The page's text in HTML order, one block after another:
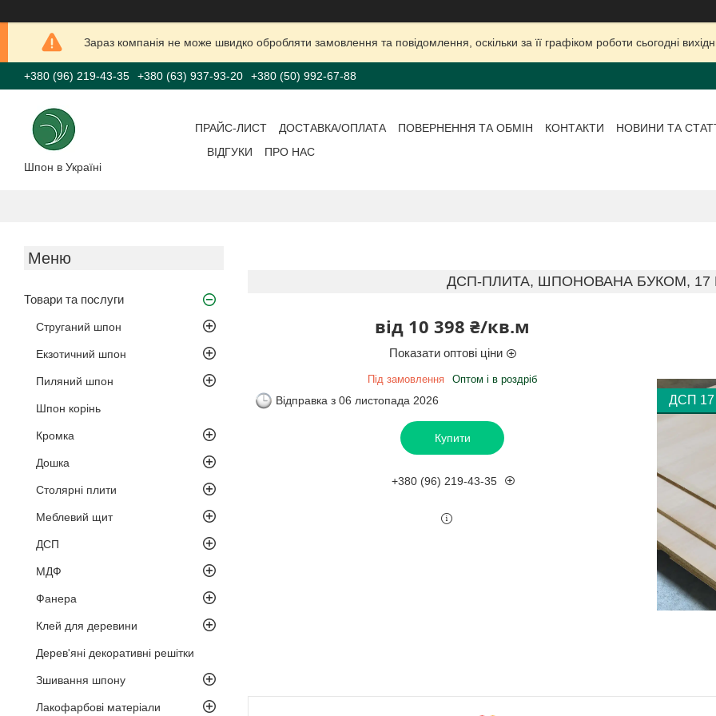
Зараз компанія не може швидко обробляти замовлення та повідомлення, оскільки за її графіком роботи сьогодні
+380 (96) 219-43-35 +380 (63) 937-93-20 +380 (50) 992-67-88
Шпон в Україні
ПРАЙС-ЛИСТ ДОСТАВКА/ОПЛАТА ПОВЕРНЕННЯ ТА ОБМІН КОНТАКТИ
НОВИНИ ТА
ВІДГУКИ
ПРО НАС
Товари та послуги
Струганий шпон
Екзотичний шпон
Пиляний шпон
Шпон корінь
Кромка
Дошка
Столярні плити
Меблевий щит
ДСП
МДФ
Фанера
Клей для деревини
Дерев'яні декоративні решітки
Зшивання шпону
Лакофарбові матеріали
ДСП-ПЛИТА, ШПОНОВАНА БУКОМ, 17
від 10 398 ₴/кв.м
Показати оптові ціни
Під замовлення Оптом і в роздріб
Відправка з 06 листопада 2026
Купити
+380 (96) 219-43-35
ДСП